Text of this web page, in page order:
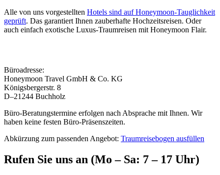
Alle von uns vorgestellten Hotels sind auf Honeymoon-Tauglichkeit
geprüft. Das garantiert Ihnen zauberhafte Hochzeitsreisen. Oder
auch einfach exotische Luxus-Traumreisen mit Honeymoon Flair.
Büroadresse:
Honeymoon Travel GmbH & Co. KG
Königsbergerstr. 8
D–21244 Buchholz
Büro-Beratungstermine erfolgen nach Absprache mit Ihnen. Wir
haben keine festen Büro-Präsenszeiten.
Abkürzung zum passenden Angebot: Traumreisebogen ausfüllen
Rufen Sie uns an (Mo – Sa: 7 – 17 Uhr)